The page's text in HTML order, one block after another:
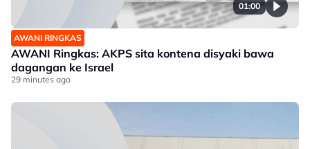
01:00
AWANI RINGKAS
AWANI Ringkas: AKPS sita kontena disyaki bawa
dagangan ke Israel
29 minutes ago